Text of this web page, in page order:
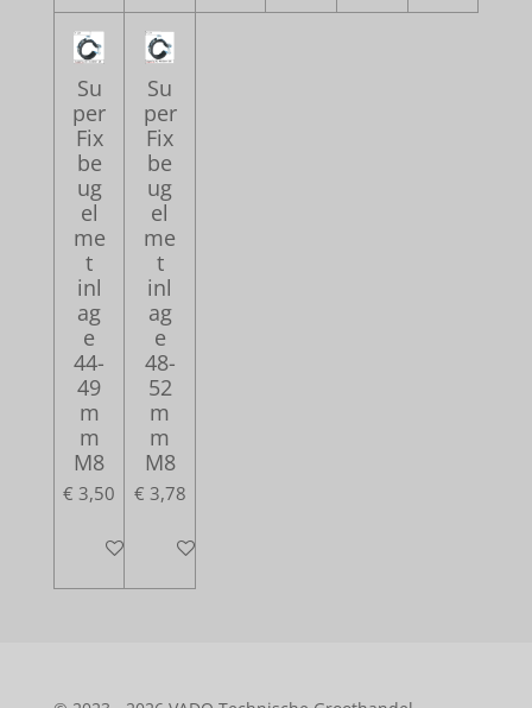
Su
per
Fix
be
ug
el
me
t
inl
ag
e
44-
49
m
m
M8
€ 3,50
In winkelwagen
Su
per
Fix
be
ug
el
me
t
inl
ag
e
48-
52
m
m
M8
€ 3,78
In winkelwagen